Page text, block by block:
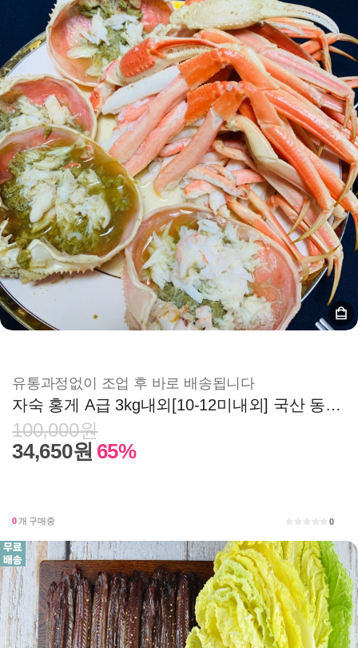
유통과정없이 조업 후 바로 배송됩니다
자숙 홍게 A급 3kg내외[10-12미내외] 국산 동해 포항구룡포
100,000원
34,650원 65%
0 개 구매중 0